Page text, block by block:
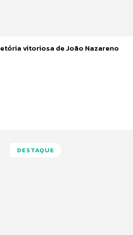
vitoriosa de João Nazareno
DESTAQUE